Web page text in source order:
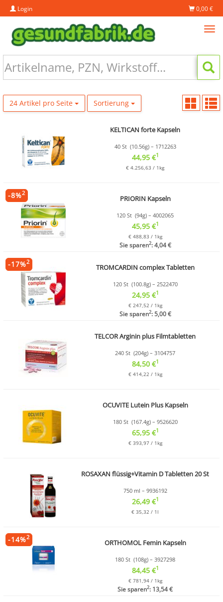
Login 0,00 €
24 Artikel pro Seite Sortierung
KELTICAN forte Kapseln
40 St (10.56g) – 1712263
44,95 €1
€ 4.256,63 / 1kg
PRIORIN Kapseln
120 St (94g) – 4002065
45,95 €1
€ 488,83 / 1kg
Sie sparen2: 4,04 €
-8%2
TROMCARDIN complex Tabletten
120 St (100.8g) – 2522470
24,95 €1
€ 247,52 / 1kg
Sie sparen2: 5,00 €
-17%2
TELCOR Arginin plus Filmtabletten
240 St (204g) – 3104757
84,50 €1
€ 414,22 / 1kg
OCUVITE Lutein Plus Kapseln
180 St (167.4g) – 9526620
65,95 €1
€ 393,97 / 1kg
ROSAXAN flüssig+Vitamin D Tabletten 20 St
750 ml – 9936192
26,49 €1
€ 35,32 / 1l
ORTHOMOL Femin Kapseln
180 St (108g) – 3927298
84,45 €1
€ 781,94 / 1kg
Sie sparen2: 13,54 €
-14%2